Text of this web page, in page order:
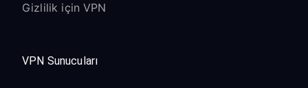
Gizlilik için VPN
VPN Sunucuları